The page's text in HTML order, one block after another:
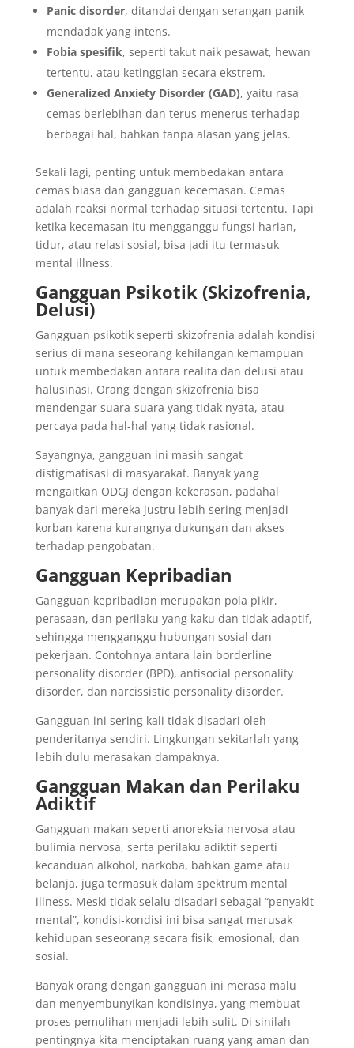
Panic disorder, ditandai dengan serangan panik
mendadak yang intens.
Fobia spesifik, seperti takut naik pesawat, hewan
tertentu, atau ketinggian secara ekstrem.
Generalized Anxiety Disorder (GAD), yaitu rasa
cemas berlebihan dan terus-menerus terhadap
berbagai hal, bahkan tanpa alasan yang jelas.
Sekali lagi, penting untuk membedakan antara
cemas biasa dan gangguan kecemasan. Cemas
adalah reaksi normal terhadap situasi tertentu. Tapi
ketika kecemasan itu mengganggu fungsi harian,
tidur, atau relasi sosial, bisa jadi itu termasuk
mental illness.
Gangguan Psikotik (Skizofrenia,
Delusi)
Gangguan psikotik seperti skizofrenia adalah kondisi
serius di mana seseorang kehilangan kemampuan
untuk membedakan antara realita dan delusi atau
halusinasi. Orang dengan skizofrenia bisa
mendengar suara-suara yang tidak nyata, atau
percaya pada hal-hal yang tidak rasional.
Sayangnya, gangguan ini masih sangat
distigmatisasi di masyarakat. Banyak yang
mengaitkan ODGJ dengan kekerasan, padahal
banyak dari mereka justru lebih sering menjadi
korban karena kurangnya dukungan dan akses
terhadap pengobatan.
Gangguan Kepribadian
Gangguan kepribadian merupakan pola pikir,
perasaan, dan perilaku yang kaku dan tidak adaptif,
sehingga mengganggu hubungan sosial dan
pekerjaan. Contohnya antara lain borderline
personality disorder (BPD), antisocial personality
disorder, dan narcissistic personality disorder.
Gangguan ini sering kali tidak disadari oleh
penderitanya sendiri. Lingkungan sekitarlah yang
lebih dulu merasakan dampaknya.
Gangguan Makan dan Perilaku
Adiktif
Gangguan makan seperti anoreksia nervosa atau
bulimia nervosa, serta perilaku adiktif seperti
kecanduan alkohol, narkoba, bahkan game atau
belanja, juga termasuk dalam spektrum mental
illness. Meski tidak selalu disadari sebagai “penyakit
mental”, kondisi-kondisi ini bisa sangat merusak
kehidupan seseorang secara fisik, emosional, dan
sosial.
Banyak orang dengan gangguan ini merasa malu
dan menyembunyikan kondisinya, yang membuat
proses pemulihan menjadi lebih sulit. Di sinilah
pentingnya kita menciptakan ruang yang aman dan